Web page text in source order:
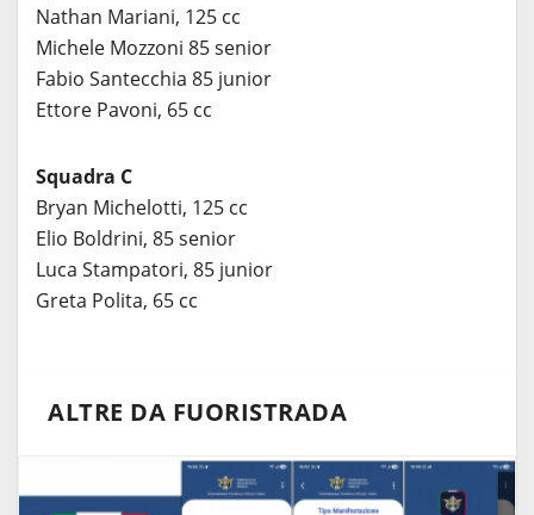
Nathan Mariani, 125 cc
Michele Mozzoni 85 senior
Fabio Santecchia 85 junior
Ettore Pavoni, 65 cc
Squadra C
Bryan Michelotti, 125 cc
Elio Boldrini, 85 senior
Luca Stampatori, 85 junior
Greta Polita, 65 cc
ALTRE DA FUORISTRADA